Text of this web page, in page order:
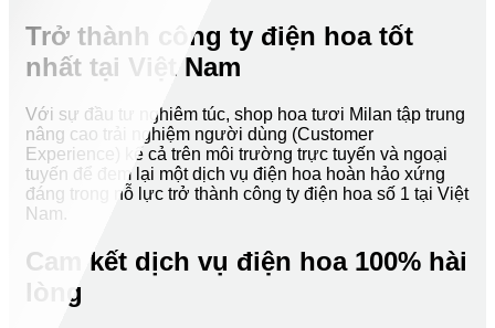
Trở thành công ty điện hoa tốt
nhất tại Việt Nam
Với sự đầu tư nghiêm túc, shop hoa tươi Milan tập trung
nâng cao trải nghiệm người dùng (Customer
Experience) kể cả trên môi trường trực tuyến và ngoại
tuyến để đem lại một dịch vụ điện hoa hoàn hảo xứng
đáng trong nỗ lực trở thành công ty điện hoa số 1 tại Việt
Nam.
Cam kết dịch vụ điện hoa 100% hài
lòng